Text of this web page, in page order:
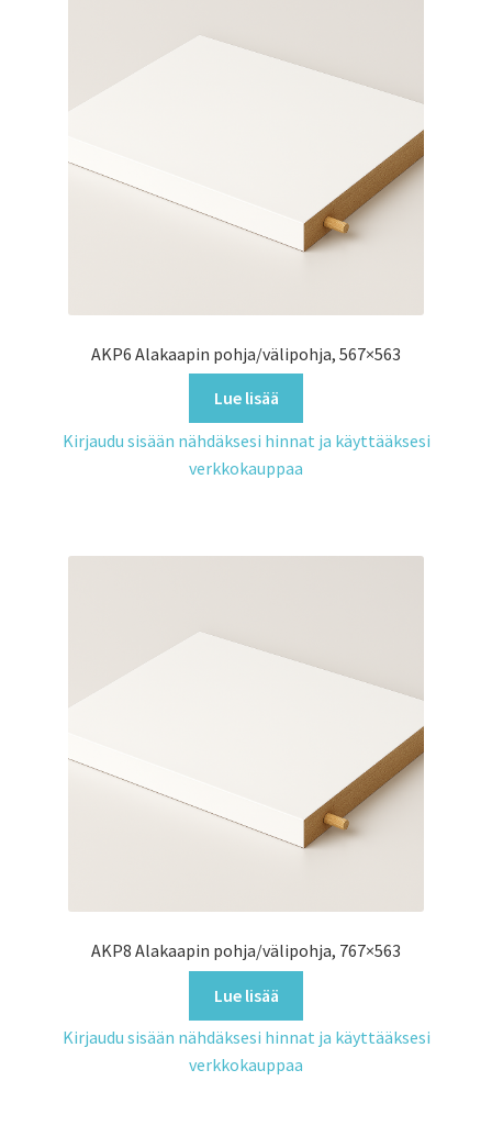
AKP6 Alakaapin pohja/välipohja, 567×563
Lue lisää
Kirjaudu sisään nähdäksesi hinnat ja käyttääksesi
verkkokauppaa
AKP8 Alakaapin pohja/välipohja, 767×563
Lue lisää
Kirjaudu sisään nähdäksesi hinnat ja käyttääksesi
verkkokauppaa